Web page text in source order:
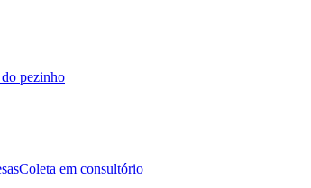
do pezinho
Coleta em consultório